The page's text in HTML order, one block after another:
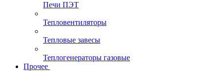
Печи ПЭТ
Тепловентиляторы
Тепловые завесы
Теплогенераторы газовые
Прочее